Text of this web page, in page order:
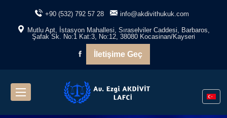
+90 (532) 792 57 28 info@akdivithukuk.com
Mutlu Apt, İstasyon Mahallesi, Sıraselviler Caddesi, Barbaros,
Şafak Sk. No:1 Kat:3, No:12, 38080 Kocasinan/Kayseri
İletişime Geç